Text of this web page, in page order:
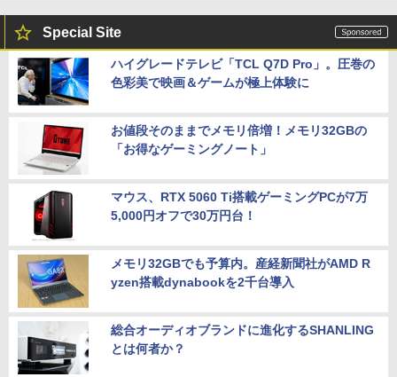
Special Site
ハイグレードテレビ「TCL Q7D Pro」。圧巻の
色彩美で映画＆ゲームが極上体験に
お値段そのままでメモリ倍増！メモリ32GBの
「お得なゲーミングノート」
マウス、RTX 5060 Ti搭載ゲーミングPCが7万
5,000円オフで30万円台！
メモリ32GBでも予算内。産経新聞社がAMD R
yzen搭載dynabookを2千台導入
総合オーディオブランドに進化するSHANLING
とは何者か？